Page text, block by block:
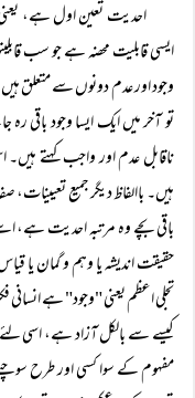
احدیت تعین اول ہے، یعنی
ایسی قابلیت محضہ ہے جو سب
وجود اور عدم دونوں سے متعلق
تو آخر میں ایک ایسا وجود باقی
ناقابل عدم اور واجب کہتے
ہیں۔ باالفاظ دیگر جمیع
باقی بچے وہ مرتبہ احدیت ہے،
حقیقت اندیشہ یا وہم و گمان یا
تجلی اعظم یعنی "وجود" ہے
کیسے سے بالکل آزاد ہے، اسی
مفہوم کے سوا کسی اور طرح